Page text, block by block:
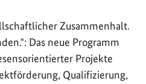
Zusammenhalt.
Das neue Programm
Projekte
Qualifizierung,